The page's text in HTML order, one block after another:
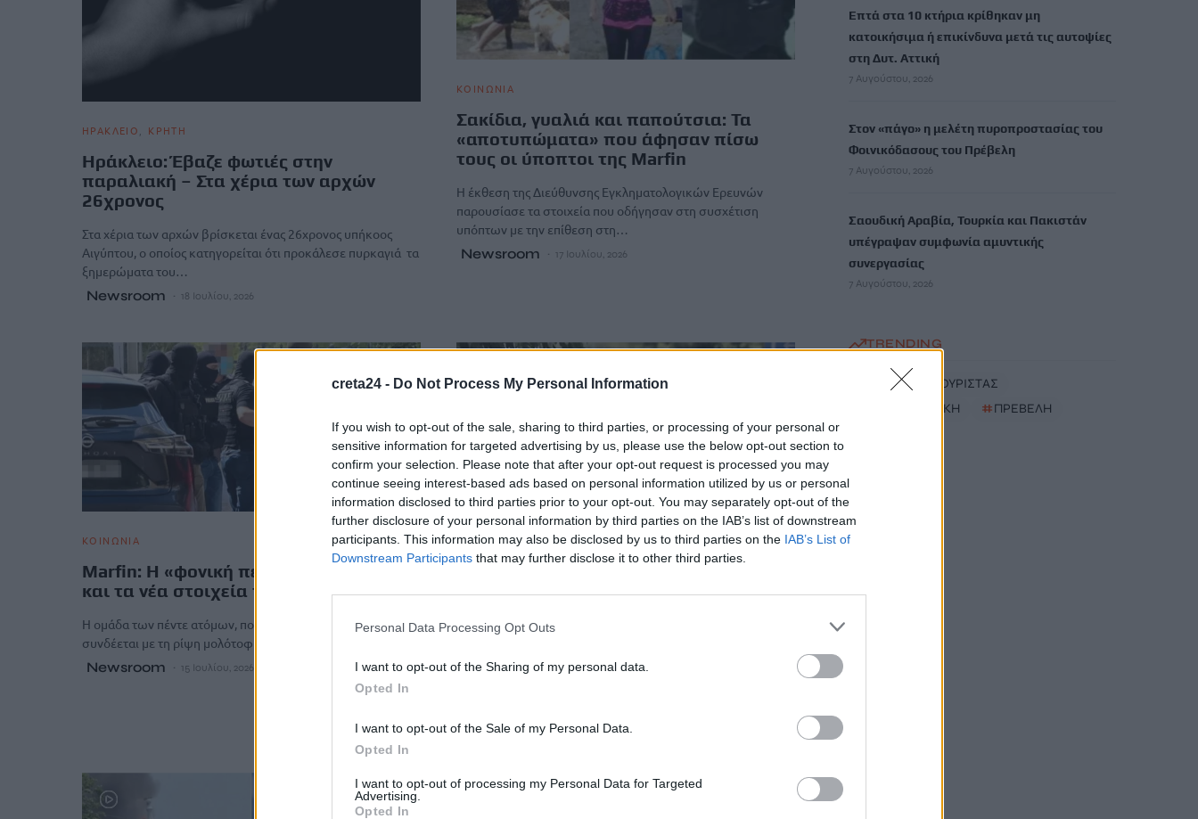
creta24 - Do Not Process My Personal Information
If you wish to opt-out of the sale, sharing to third parties, or processing of your personal or
sensitive information for targeted advertising by us, please use the below opt-out section to
confirm your selection. Please note that after your opt-out request is processed you may
continue seeing interest-based ads based on personal information utilized by us or personal
information disclosed to third parties prior to your opt-out. You may separately opt-out of the
further disclosure of your personal information by third parties on the IAB’s list of downstream
participants. This information may also be disclosed by us to third parties on the IAB’s List of
Downstream Participants that may further disclose it to other third parties.
Personal Data Processing Opt Outs
I want to opt-out of the Sharing of my personal data.
Opted In
I want to opt-out of the Sale of my Personal Data.
Opted In
I want to opt-out of processing my Personal Data for Targeted
Advertising.
Opted In
ΗΡΑΚΛΕΙΟ ΚΡΗΤΗ
Ηράκλειο: Έβαζε φωτιές στην
παραλιακή – Στα χέρια των αρχών
26χρονος
Στα χέρια των αρχών βρίσκεται ένας 26χρονος υπήκοος
Αιγύπτου, ο οποίος κατηγορείται ότι προκάλεσε πυρκαγιά τα
ξημερώματα του…
Newsroom 18 Ιουλίου, 2026
ΚΟΙΝΩΝΙΑ
Σακίδια, γυαλιά και παπούτσια: Τα
«αποτυπώματα» που άφησαν πίσω
τους οι ύποπτοι της Marfin
Η έκθεση της Διεύθυνσης Εγκληματολογικών Ερευνών
παρουσίασε τα στοιχεία που οδήγησαν στη συσχέτιση
υπόπτων με την επίθεση στη…
Newsroom 17 Ιουλίου, 2026
ΚΟΙΝΩΝΙΑ
Marfin: Η «φονική πεντάδα», τα σακίδια
και τα νέα στοιχεία της δικογραφίας
Η ομάδα των πέντε ατόμων, που σύμφωνα με τη δικογραφία
συνδέεται με τη ρίψη μολότοφ και εύφλεκτου υγρού…
Newsroom 15 Ιουλίου, 2026
ΚΟΙΝΩΝΙΑ
Εμπρησμός Marfin: Στον ανακριτή οι
εμπλοκή και άλλων δύο ατόμων
Ενώπιον της δικαιοσύνης θα βρεθούν σήμερα οι δύο
Newsroom 14 Ιουλίου, 2026
Επτά στα 10 κτήρια κρίθηκαν μη
κατοικήσιμα ή επικίνδυνα μετά τις αυτοψίες
στη Δυτ. Αττική
7 Αυγούστου, 2026
Στον «πάγο» η μελέτη πυροπροστασίας του
Φοινικόδασους του Πρέβελη
7 Αυγούστου, 2026
Σαουδική Αραβία, Τουρκία και Πακιστάν
υπέγραψαν συμφωνία αμυντικής
συνεργασίας
7 Αυγούστου, 2026
TRENDING
ΗΠΑ
ΤΟΥΡΙΣΤΑΣ
ΔΥΤΙΚΗ ΑΤΤΙΚΗ #ΠΡΕΒΕΛΗ